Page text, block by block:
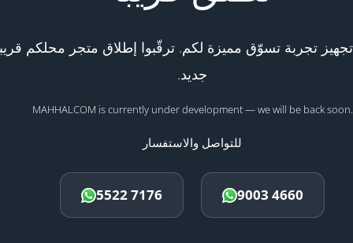
تجربة تسوّق مميزة لكم. ترقّبوا إطلاق متجر محلكم
جديد.
MAHHALCOM is currently under development — we will be back soon.
للتواصل والاستفسار
5522 7176 9003 4660